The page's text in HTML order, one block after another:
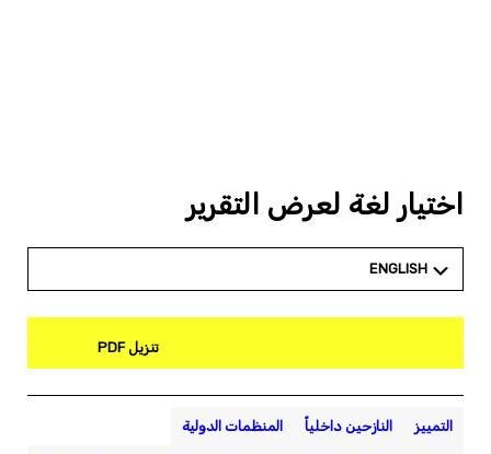
اختيار لغة لعرض التقرير
ENGLISH
تنزيل PDF
التمييز النازحين داخلياً المنظمات الدولية